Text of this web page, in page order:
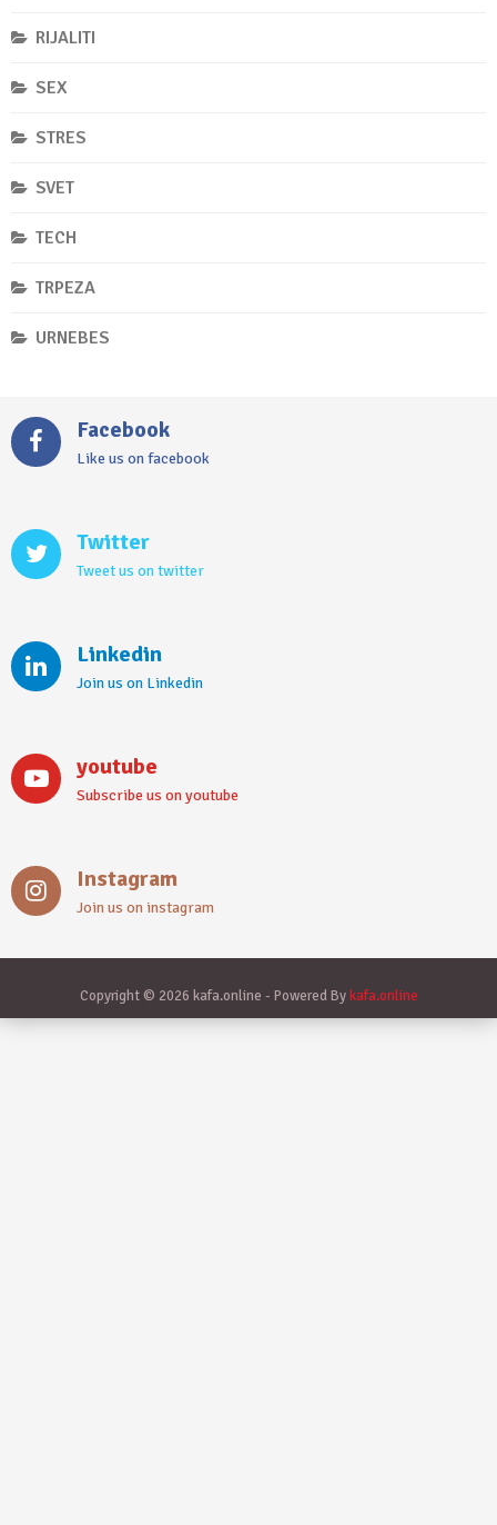
RIJALITI
SEX
STRES
SVET
TECH
TRPEZA
URNEBES
Facebook
Like us on facebook
Twitter
Tweet us on twitter
Linkedin
Join us on Linkedin
youtube
Subscribe us on youtube
Instagram
Join us on instagram
Copyright © 2026 kafa.online - Powered By kafa.online